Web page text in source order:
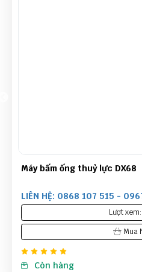
Máy bấm ống thuỷ lực DX68
LIÊN HỆ: 0868 107 515 -
Lượt
Mua
Còn hàng